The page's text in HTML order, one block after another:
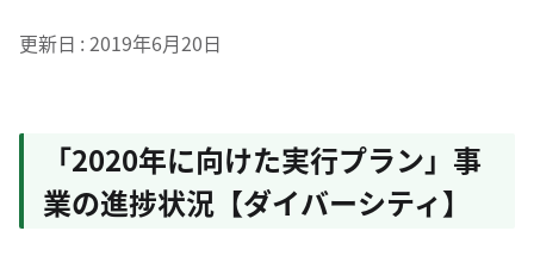
更新日 2019年6月20日
「2020年に向けた実行プラン」事
業の進捗状況【ダイバーシティ】